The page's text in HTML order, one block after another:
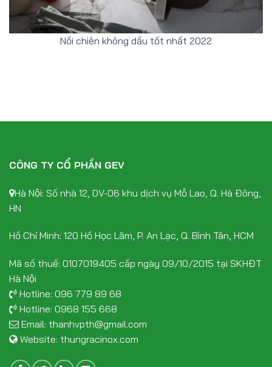
Nồi chiên không dầu tốt nhất 2022
CÔNG TY CỔ PHẦN GEV
Hà Nội: Số nhà 12, DV-06 khu dịch vụ Mỗ Lao, Q. Hà Đông,
HN
Hồ Chí Minh: 120 Hồ Học Lãm, P. An Lạc, Q. Bình Tân, HCM
Mã số thuế: 0107019405 cấp ngày 09/10/2015 tại SKHĐT
Hà Nội
Hotline: 096 779 89 68
Hotline: 0968 155 668
Email: thanhvpth@gmail.com
Website: thungracinox.com